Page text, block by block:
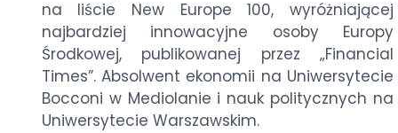
na liście New Europe 100, wyróżniającej
najbardziej innowacyjne osoby Europy
Środkowej, publikowanej przez „Financial
Times”. Absolwent ekonomii na Uniwersytecie
Bocconi w Mediolanie i nauk politycznych na
Uniwersytecie Warszawskim.